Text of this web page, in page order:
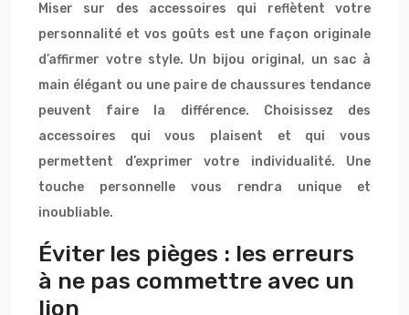
Miser sur des accessoires qui reflètent votre
personnalité et vos goûts est une façon originale
d’affirmer votre style. Un bijou original, un sac à
main élégant ou une paire de chaussures tendance
peuvent faire la différence. Choisissez des
accessoires qui vous plaisent et qui vous
permettent d’exprimer votre individualité. Une
touche personnelle vous rendra unique et
inoubliable.
Éviter les pièges : les erreurs
à ne pas commettre avec un
lion